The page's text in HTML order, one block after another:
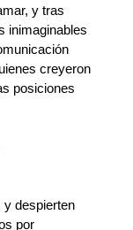
y tras
inimaginables
creyeron
posiciones
y despierten
por